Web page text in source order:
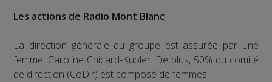
Les actions de Radio Mont Blanc
La direction générale du groupe est assurée par une
femme, Caroline Chicard-Kubler. De plus, 50% du comité
de direction (CoDir) est composé de femmes.